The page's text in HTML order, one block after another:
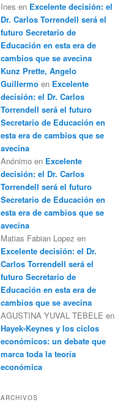
Ines en Excelente decisión: el
Dr. Carlos Torrendell será el
futuro Secretario de
Educación en esta era de
cambios que se avecina
Kunz Prette, Angelo
Guillermo en Excelente
decisión: el Dr. Carlos
Torrendell será el futuro
Secretario de Educación en
esta era de cambios que se
avecina
Anónimo en Excelente
decisión: el Dr. Carlos
Torrendell será el futuro
Secretario de Educación en
esta era de cambios que se
avecina
Matias Fabian Lopez en
Excelente decisión: el Dr.
Carlos Torrendell será el
futuro Secretario de
Educación en esta era de
cambios que se avecina
AGUSTINA YUVAL TEBELE en
Hayek-Keynes y los ciclos
económicos: un debate que
marca toda la teoría
económica
ARCHIVOS